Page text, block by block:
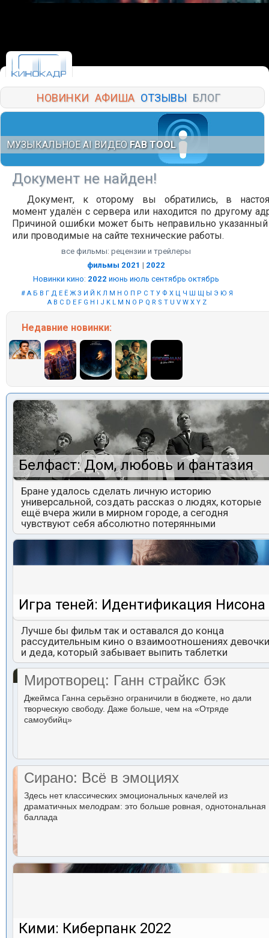
НОВИНКИ АФИША ОТЗЫВЫ БЛОГ
МУЗЫКАЛЬНОЕ AI ВИДЕО FAB TOOL
Документ не найден!
Документ, к оторому вы обратились, в
момент удалён с сервера или находится по другому
Причиной ошибки может быть неправильно указанный
или проводимые на сайте технические работы.
все фильмы: рецензии и трейлеры
фильмы 2021 | 2022
Новинки кино: 2022 июнь июль сентябрь октябрь
# А Б В Г Д Е Ё Ж З И Й К Л М Н О П Р С Т У Ф Х Ц Ч Ш Щ Ы Э Ю Я
A B C D E F G H I J K L M N O P Q R S T U V W X Y Z
Недавние новинки:
Белфаст: Дом, любовь и фантазия
Бране удалось сделать личную историю
универсальной, создать рассказ о людях, которые
ещё вчера жили в мирном городе, а сегодня
чувствуют себя абсолютно потерянными
Игра теней: Идентификация Нисона
Лучше бы фильм так и оставался до конца
рассудительным кино о взаимоотношениях девочки
и деда, который забывает выпить таблетки
Миротворец: Ганн страйкс бэк
Джеймса Ганна серьёзно ограничили в бюджете, но дали
творческую свободу. Даже больше, чем на «Отряде
самоубийц»
Сирано: Всё в эмоциях
Здесь нет классических эмоциональных качелей из
драматичных мелодрам: это больше ровная, однотональная
баллада
Кими: Киберпанк 2022